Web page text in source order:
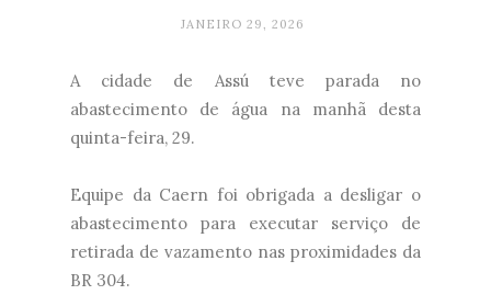
JANEIRO 29, 2026
A cidade de Assú teve parada no
abastecimento de água na manhã desta
quinta-feira, 29.
Equipe da Caern foi obrigada a desligar o
abastecimento para executar serviço de
retirada de vazamento nas proximidades da
BR 304.